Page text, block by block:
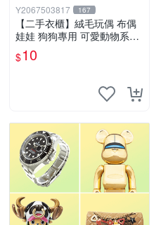
Y2067503817 167
【二手衣櫃】絨毛玩偶 布偶
娃娃 狗狗專用 可愛動物系列
耐咬耐磨玩具 玩偶 粉紅熊寵
物玩具 1120929
$10